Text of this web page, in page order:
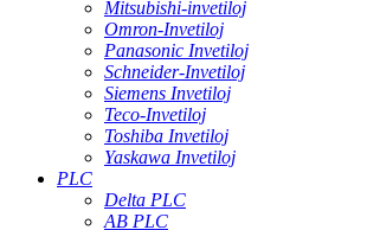
Mitsubishi-invetiloj
Omron-Invetiloj
Panasonic Invetiloj
Schneider-Invetiloj
Siemens Invetiloj
Teco-Invetiloj
Toshiba Invetiloj
Yaskawa Invetiloj
PLC
Delta PLC
AB PLC